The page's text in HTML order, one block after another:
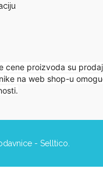
proizvoda su
na web shop-u
- Selltico.